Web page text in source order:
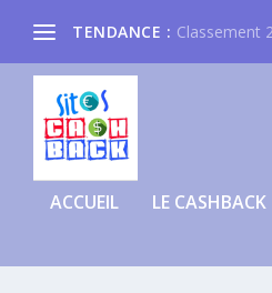
TENDANCE : Classement
ACCUEIL LE CASHBACK